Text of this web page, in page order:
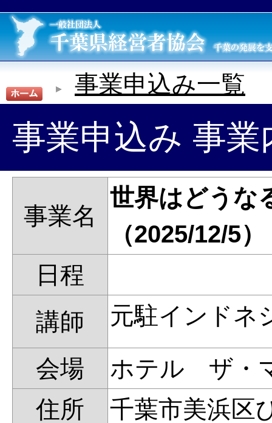
事業申込み一覧
事業申込み 事業
事業名
世界はどうな
（2025/12/5）
日程
講師
元駐インド
会場
ホテル ザ・
住所
千葉市美浜区